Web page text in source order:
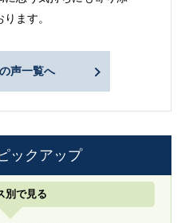
ます。
声一覧へ
ックアップ
別で見る